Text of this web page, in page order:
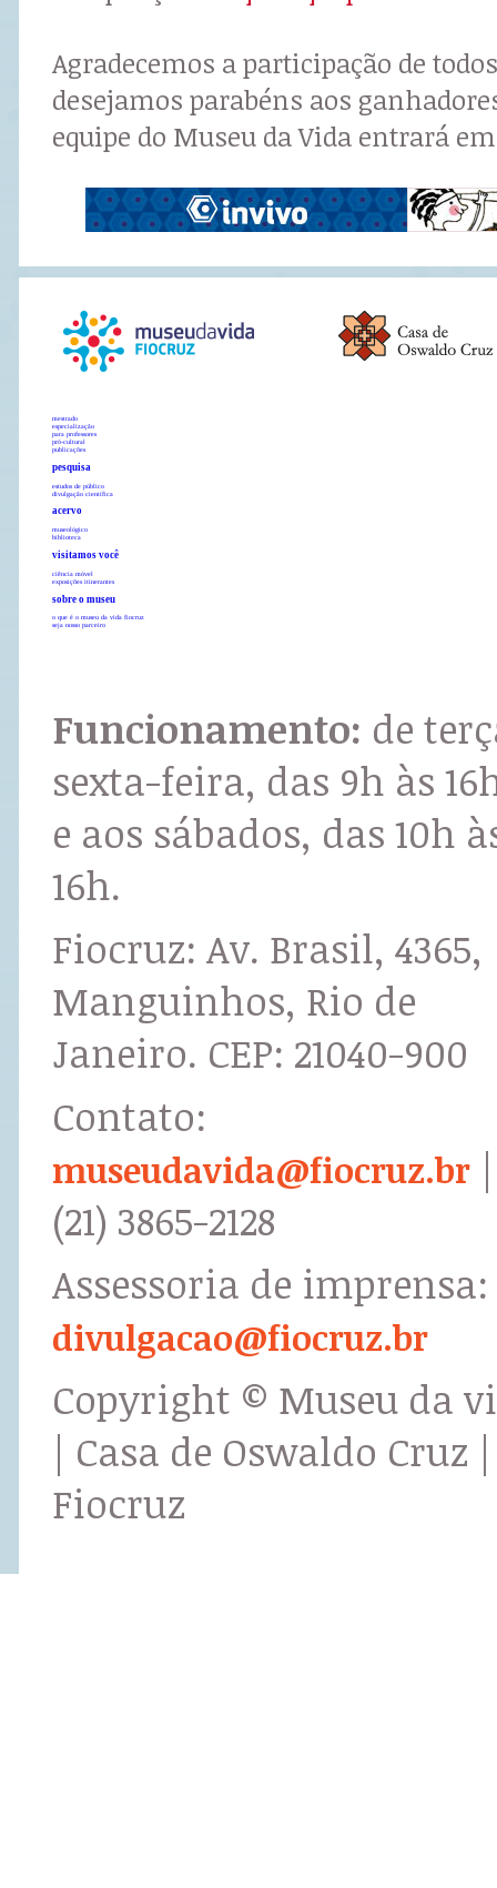
Agradecemos a participação de
desejamos parabéns aos
equipe do Museu da Vida entrará
mestrado
especialização
para professores
pró-cultural
publicações
pesquisa
estudos de público
divulgação científica
acervo
museológico
biblioteca
visitamos você
ciência móvel
exposições itinerantes
sobre o museu
o que é o museu da vida fiocruz
seja nosso parceiro
Funcionamento: de
sexta-feira, das 9h às
e aos sábados, das 10h
16h.
Fiocruz: Av. Brasil, 4365,
Manguinhos, Rio de
Janeiro. CEP: 21040-900
Contato:
museudavida@fiocruz.br |
(21) 3865-2128
Assessoria de imprensa:
divulgacao@fiocruz.br
Copyright © Museu da
| Casa de Oswaldo Cruz |
Fiocruz